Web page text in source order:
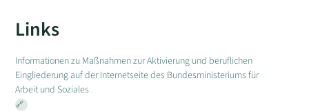
Links
Informationen zu Maßnahmen zur Aktivierung und beruflichen
Eingliederung auf der Internetseite des Bundesministeriums für
Arbeit und Soziales